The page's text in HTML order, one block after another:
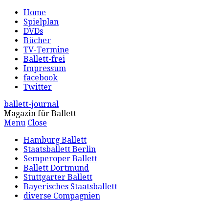
Home
Spielplan
DVDs
Bücher
TV-Termine
Ballett-frei
Impressum
facebook
Twitter
ballett-journal
Magazin für Ballett
Menu Close
Hamburg Ballett
Staatsballett Berlin
Semperoper Ballett
Ballett Dortmund
Stuttgarter Ballett
Bayerisches Staatsballett
diverse Compagnien